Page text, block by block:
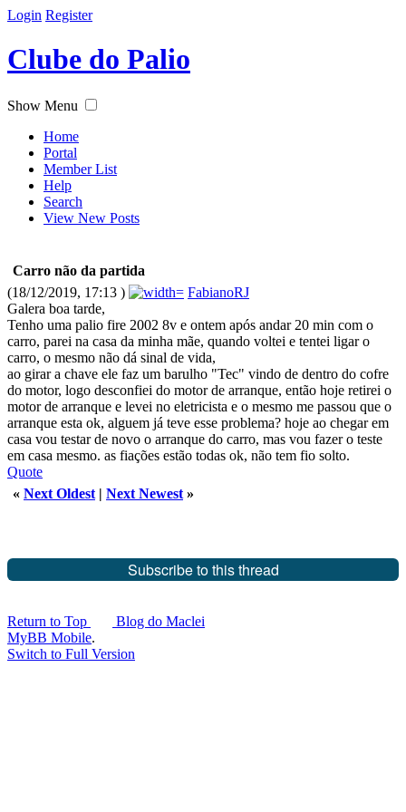
Login Register
Clube do Palio
Show Menu
Home
Portal
Member List
Help
Search
View New Posts
Carro não da partida
(18/12/2019, 17:13 )
FabianoRJ
Galera boa tarde,
Tenho uma palio fire 2002 8v e ontem após andar 20 min com o
carro, parei na casa da minha mãe, quando voltei e tentei ligar o
carro, o mesmo não dá sinal de vida,
ao girar a chave ele faz um barulho "Tec" vindo de dentro do cofre
do motor, logo desconfiei do motor de arranque, então hoje retirei o
motor de arranque e levei no eletricista e o mesmo me passou que o
arranque esta ok, alguem já teve esse problema? hoje ao chegar em
casa vou testar de novo o arranque do carro, mas vou fazer o teste
em casa mesmo. as fiações estão todas ok, não tem fio solto.
Quote
« Next Oldest | Next Newest »
Subscribe to this thread
Return to Top
Blog do Maclei
MyBB Mobile.
Switch to Full Version